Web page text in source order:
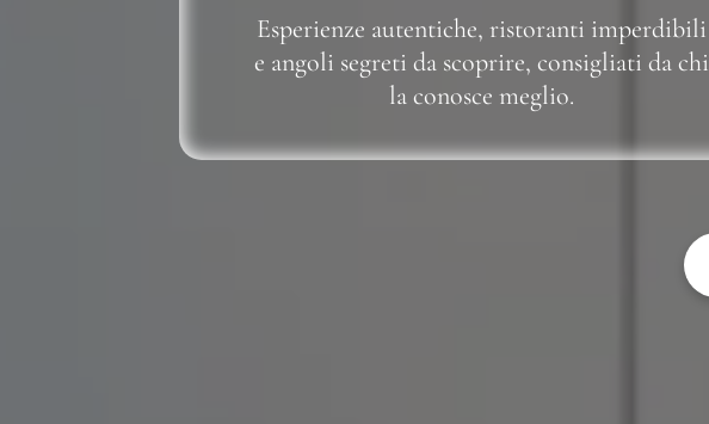
Esperienze autentiche, ristoranti imperdibili
e angoli segreti da scoprire, consigliati da chi
la conosce meglio.